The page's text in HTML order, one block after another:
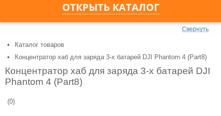
ОТКРЫТЬ КАТАЛОГ
Свернуть
Каталог товаров
Концентратор хаб для заряда 3-х батарей DJI Phantom 4 (Part8)
Концентратор хаб для заряда 3-х батарей DJI
Phantom 4 (Part8)
(0)